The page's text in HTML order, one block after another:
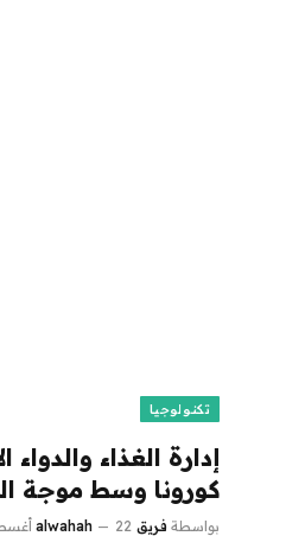
تكنولوجيا
إدارة الغذاء
كورونا وسط موجة
بواسطة فريق alwahah 22 أغسطس، 2024